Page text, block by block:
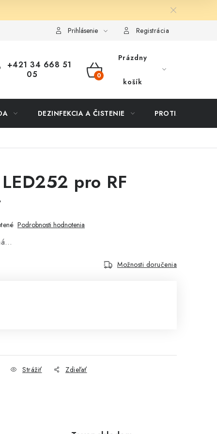
dopravy a platby Vernostný program Moja objednávka
Prihlásenie Registrácia
+421 34 668 51
05
NÁKUPNÝ
Prázdny
košík
DEZINFEKCIA A ČISTENIE
pro RF
Podrobnosti hodnotenia
Možnosti doručenia
Strážiť Zdieľať